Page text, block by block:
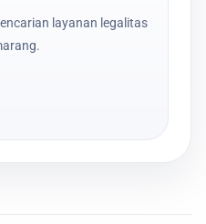
layanan legalitas